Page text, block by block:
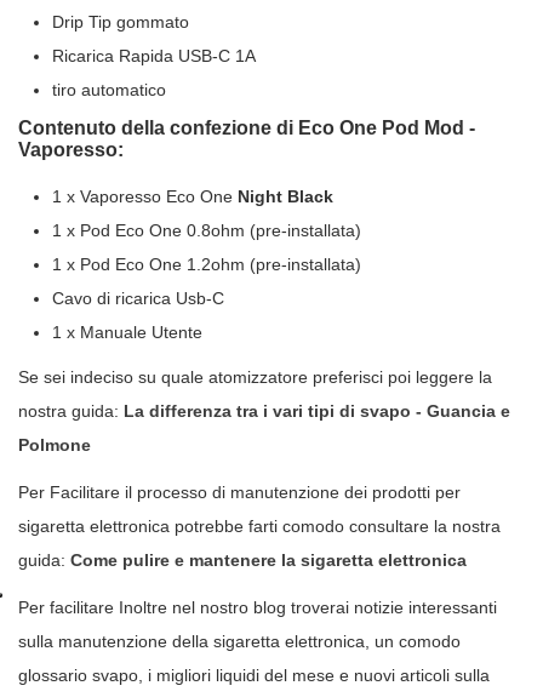
Drip Tip gommato
Ricarica Rapida USB-C 1A
tiro automatico
Contenuto della confezione di Eco One Pod Mod -
Vaporesso:
1 x Vaporesso Eco One Night Black
1 x Pod Eco One 0.8ohm (pre-installata)
1 x Pod Eco One 1.2ohm (pre-installata)
Cavo di ricarica Usb-C
1 x Manuale Utente
Se sei indeciso su quale atomizzatore preferisci poi leggere la
nostra guida: La differenza tra i vari tipi di svapo - Guancia e
Polmone
Per Facilitare il processo di manutenzione dei prodotti per
sigaretta elettronica potrebbe farti comodo consultare la nostra
guida: Come pulire e mantenere la sigaretta elettronica
Per facilitare Inoltre nel nostro blog troverai notizie interessanti
sulla manutenzione della sigaretta elettronica, un comodo
glossario svapo, i migliori liquidi del mese e nuovi articoli sulla